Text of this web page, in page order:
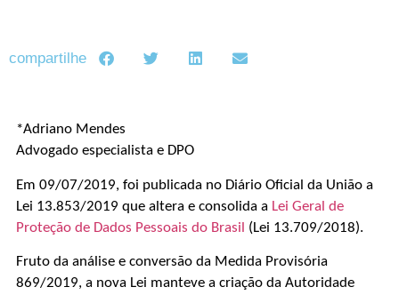
compartilhe
*Adriano Mendes
Advogado especialista e DPO
Em 09/07/2019, foi publicada no Diário Oficial da União a
Lei 13.853/2019 que altera e consolida a Lei Geral de
Proteção de Dados Pessoais do Brasil (Lei 13.709/2018).
Fruto da análise e conversão da Medida Provisória
869/2019, a nova Lei manteve a criação da Autoridade